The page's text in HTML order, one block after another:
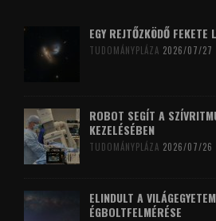
EGY REJTŐZKÖDŐ FEKETE
TUDOMÁNYPLÁZA 2026/07/27
ROBOT SEGÍT A
KEZELÉSÉBEN
TUDOMÁNYPLÁZA 2026/07/26
ELINDULT A
ÉGBOLTFELMÉRÉSE